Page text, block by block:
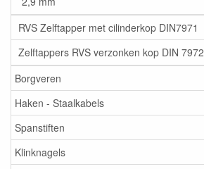
RVS Zelftapper met cilinderkop DIN7971
Zelftappers RVS verzonken kop DIN 7972
Borgveren
Haken - Staalkabels
Spanstiften
Klinknagels